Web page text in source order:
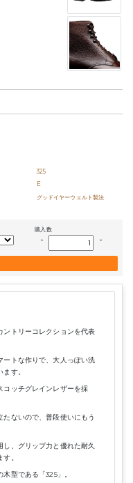
325
E
グッドイヤーウェルト製法
購入数
keyboard_arrow_up keyboard_arrow_down
ントリーコレクションを代表
ートな作りで、大人っぽい洗
す。
コッチグレインレザーを採
ないので、普段使いにもう
、グリップ力と優れた耐久
。
型である「325」。